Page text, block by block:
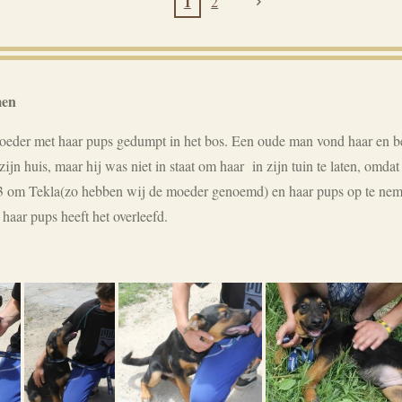
met haarpups gedumpt in het bos. Een oude man vond haaren
huis, maar hij was niet in staatom haar in zijn tuin te laten,
omTekla(zo hebben wij de moeder genoemd)en haarpups op te
haar pupsheeft het overleefd.